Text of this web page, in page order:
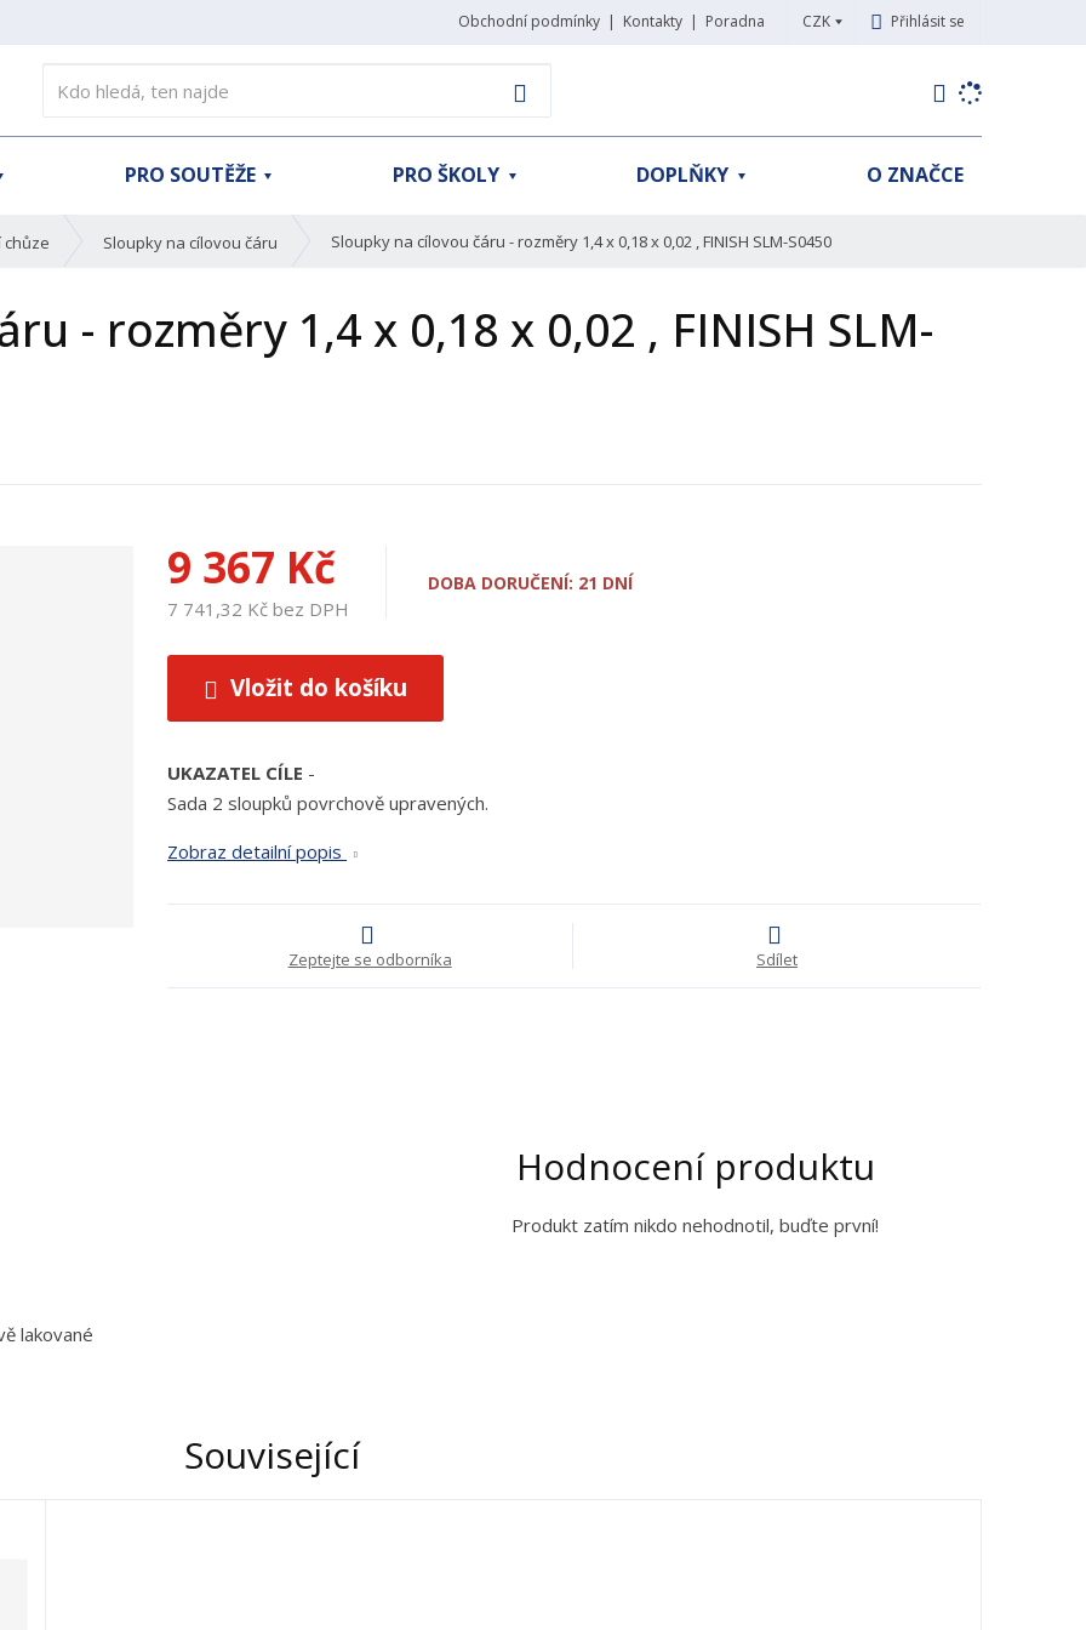
Obchodní podmínky Kontakty Poradna CZK Přihlásit se
d
t
e
PRO SOUTĚŽE PRO ŠKOLY DOPLŇKY O ZNAČCE
chůze Sloupky na cílovou čáru Sloupky na cílovou čáru - rozměry 1,4 x 0,18 x 0,02 , FINISH SLM-S0450
- rozměry 1,4 x 0,18 x 0,02 , FINISH SLM-
9 367 Kč
7 741,32 Kč bez DPH
DOBA DORUČENÍ: 21 DNÍ
Vložit do košíku
UKAZATEL CÍLE -
Sada 2 sloupků povrchově upravených.
Zobraz detailní popis
Zeptejte se odborníka Sdílet
lakované
Hodnocení produktu
Produkt zatím nikdo nehodnotil, buďte první!
Související